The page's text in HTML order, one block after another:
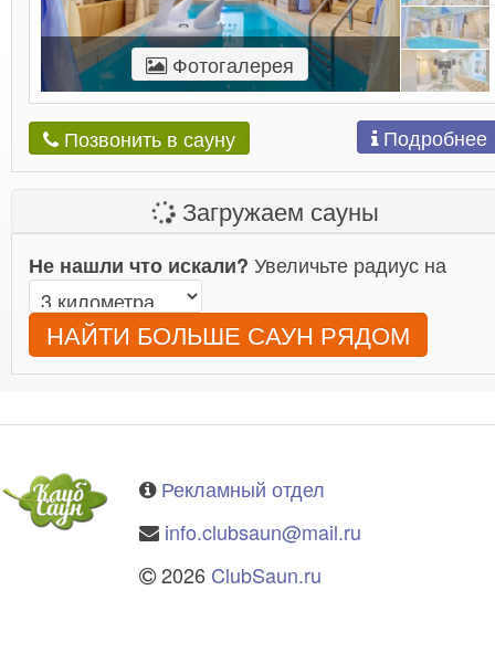
Фотогалерея
Позвонить в сауну Подробнее
Загружаем сауны
Не нашли что искали? Увеличьте радиус на
НАЙТИ БОЛЬШЕ САУН РЯДОМ
Рекламный отдел
info.clubsaun@mail.ru
2026 ClubSaun.ru